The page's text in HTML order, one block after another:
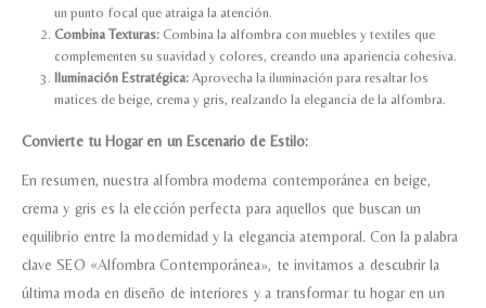
un punto focal que atraiga la atención.
Combina Texturas:Combina la alfombra con muebles y textiles que
complementen su suavidad y colores, creando una apariencia cohesiva.
Iluminación Estratégica:Aprovecha la iluminación para resaltar los
matices de beige, crema y gris, realzando la elegancia de la alfombra.
Convierte tu Hogar en un Escenario de Estilo:
En resumen, nuestra alfombra moderna contemporánea en beige,
crema y gris es la elección perfecta para aquellos que buscan un
equilibrio entre la modernidad y la elegancia atemporal. Con la palabra
clave SEO «Alfombra Contemporánea», te invitamos a descubrir la
última moda en diseño de interiores y a transformar tu hogar en un